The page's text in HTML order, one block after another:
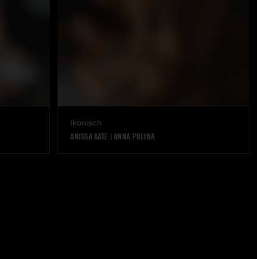
Ikonisch
ANISSA KATE |ANNA POLINA